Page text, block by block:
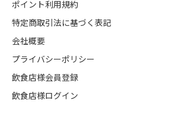
ポイント利用規約
特定商取引法に基づく表記
会社概要
プライバシーポリシー
飲食店様会員登録
飲食店様ログイン